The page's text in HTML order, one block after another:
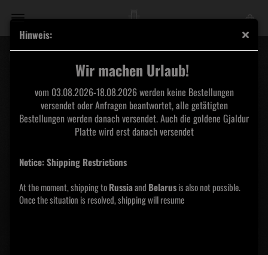
Hinweis:
Wir machen Urlaub!
vom 03.08.2026-18.08.2026 werden keine Bestellungen
versendet oder Anfragen beantwortet, alle getätigten
Bestellungen werden danach versendet. Auch die goldene Gjaldur
Platte wird erst danach versendet
Notice: Shipping Restrictions
At the moment, shipping toRussiaand Belarusis also not possible.
Once the situation is resolved, shipping will resume